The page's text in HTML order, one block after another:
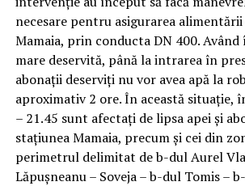
necesare pentru asigurarea
Mamaia, prin conducta DN 400. Având
mare deservită, până la intrarea în
abonații deserviți nu vor avea apă la
aproximativ 2 ore. În această situație,
– 21.45 sunt afectați de lipsa apei și
stațiunea Mamaia, precum și cei din
perimetrul delimitat de b-dul Aurel
Lăpușneanu – Soveja – b-dul Tomis –